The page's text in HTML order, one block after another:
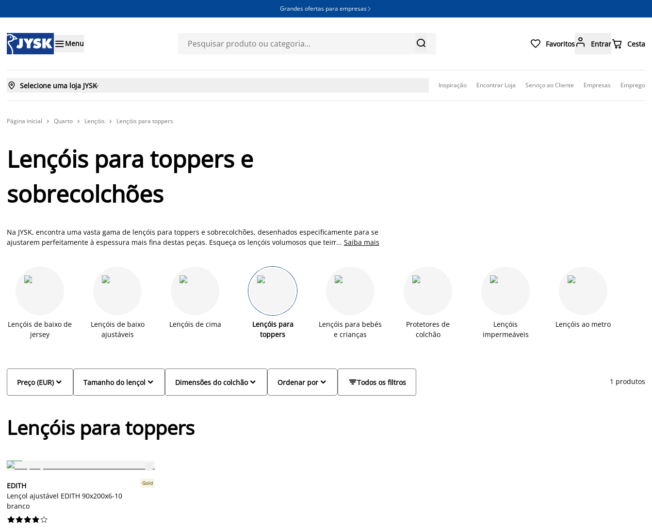
Grandes ofertas para empresas 
Menu   Favoritos Entrar Cesta
 Selecione uma loja JYSK Inspiração Encontrar Loja Serviço ao Cliente Empresas Emprego
Página inicial  Quarto  Lençóis  Lençóis para toppers
Lençóis para toppers e
sobrecolchões
Na JYSK, encontra uma vasta gama de lençóis para toppers e sobrecolchões, desenhados especificamente para se
ajustarem perfeitamente à espessura mais fina destas peças. Esqueça os lençóis volumosos que teimam em sair
proteger o seu topper e garantem um toque final de conforto ao seu descanso.
... Saiba mais
Lençóis de baixo de
jersey
Lençóis de baixo
ajustáveis
Lençóis de cima
Lençóis para
toppers
Lençóis para bebés
e crianças
Protetores de
colchão
Lençóis
impermeáveis
Lençóis ao metro

Preço (EUR) 
Tamanho do lençol 
Dimensões do colchão Todos os filtros

Ordenar por 1 produtos
Lençóis para toppers
EDITH
Lençol ajustável EDITH 90x200x6-10
branco
Gold





